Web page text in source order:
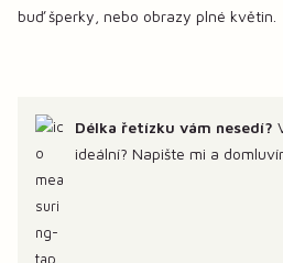
buď šperky, nebo obrazy plné květin.
Délka řetízku vám nesedí?
ideální? Napište mi a